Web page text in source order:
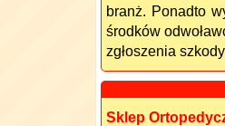
branż. Ponadto
środków
zgłoszenia
Sklep